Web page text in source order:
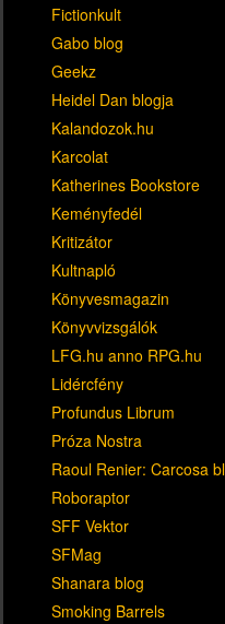
Fictionkult
Gabo blog
Geekz
Heidel Dan blogja
Kalandozok.hu
Karcolat
Katherines Bookstore
Keményfedél
Kritizátor
Kultnapló
Könyvesmagazin
Könyvvizsgálók
LFG.hu anno RPG.hu
Lidércfény
Profundus Librum
Próza Nostra
Raoul Renier: Carcosa
Roboraptor
SFF Vektor
SFMag
Shanara blog
Smoking Barrels